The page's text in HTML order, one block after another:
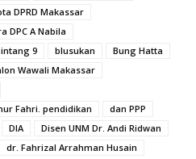
DPRD Makassar
DPC A Nabila
9 blusukan
Bung Hatta
Wawali Makassar
Fahri. pendidikan
dan PPP
DIA
Disen UNM Dr. Andi Ridwan
dr. Fahrizal Arrahman Husain